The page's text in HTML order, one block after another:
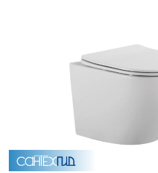
Полотенцесушители
Аксессуары для
Зеркала
Душевые поддоны